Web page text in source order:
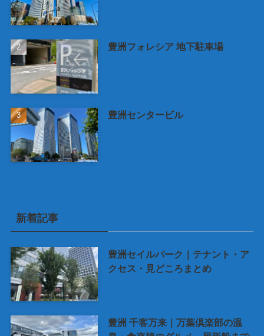
豊洲フォレシア 地下駐車場
豊洲センタービル
新着記事
豊洲セイルパーク｜テナント・ア
クセス・見どころまとめ
豊洲 千客万来｜万葉倶楽部の温